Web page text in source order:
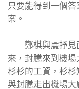
只要能得到一個
案。
鄭棋與麗抒見
來，封騰來到機
杉杉的工資，杉
與封騰走出機場大